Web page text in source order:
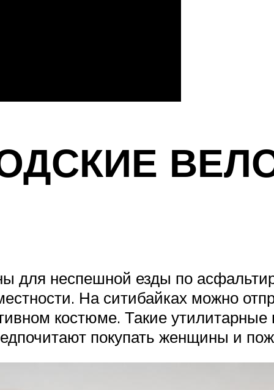
для неспешной езды по
На ситибайках можно
костюме. Такие
покупать женщины и